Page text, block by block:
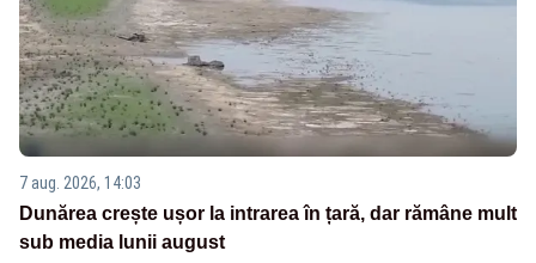
7 aug. 2026, 14:03
Dunărea crește ușor la intrarea în țară, dar rămâne mult
sub media lunii august